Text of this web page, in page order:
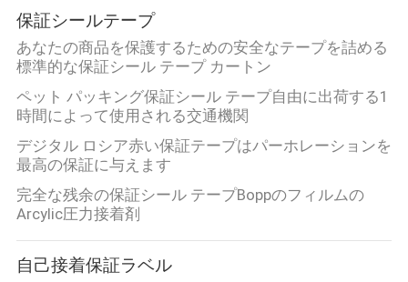
さ
い
引
用
を
要
求
保証シールテープ
あなたの商品を保護するための安全なテープを詰める
標準的な保証シール テープ カートン
ペット パッキング保証シール テープ自由に出荷する1
時間によって使用される交通機関
デジタル ロシア赤い保証テープはパーホレーションを
最高の保証に与えます
完全な残余の保証シール テープBoppのフィルムの
Arcylic圧力接着剤
自己接着保証ラベル